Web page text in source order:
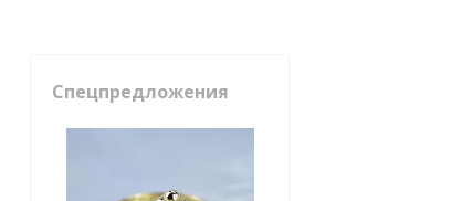
Спецпредложения